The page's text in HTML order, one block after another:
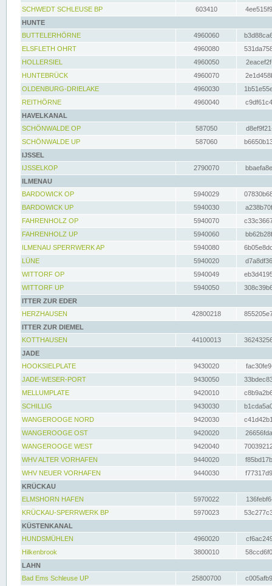
SCHWEDT SCHLEUSE BP
603410
HUNTE
BUTTELERHÖRNE
4960060
ELSFLETH OHRT
4960080
HOLLERSIEL
4960050
HUNTEBRÜCK
4960070
OLDENBURG-DRIELAKE
4960030
REITHÖRNE
4960040
HAVELKANAL
SCHÖNWALDE OP
587050
SCHÖNWALDE UP
587060
IJSSEL
IJSSELKOP
2790070
ILMENAU
BARDOWICK OP
5940029
BARDOWICK UP
5940030
FAHRENHOLZ OP
5940070
FAHRENHOLZ UP
5940060
ILMENAU SPERRWERK AP
5940080
LÜNE
5940020
WITTORF OP
5940049
WITTORF UP
5940050
ITTER ZUR EDER
HERZHAUSEN
42800218
ITTER ZUR DIEMEL
KOTTHAUSEN
44100013
JADE
HOOKSIELPLATE
9430020
JADE-WESER-PORT
9430050
MELLUMPLATE
9420010
SCHILLIG
9430030
WANGEROOGE NORD
9420030
WANGEROOGE OST
9420020
WANGEROOGE WEST
9420040
WHV ALTER VORHAFEN
9440020
WHV NEUER VORHAFEN
9440030
KRÜCKAU
ELMSHORN HAFEN
5970022
KRÜCKAU-SPERRWERK BP
5970023
KÜSTENKANAL
HUNDSMÜHLEN
4960020
Hilkenbrook
3800010
LAHN
Bad Ems Schleuse UP
25800700